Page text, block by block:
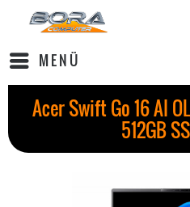
MENÜ
Acer Swift Go 16 AI
512GB